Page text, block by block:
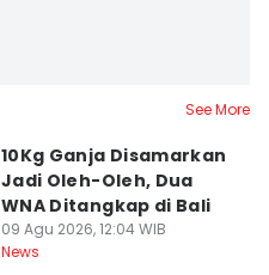
See More
10Kg Ganja Disamarkan
Jadi Oleh-Oleh, Dua
WNA Ditangkap di Bali
09 Agu 2026, 12:04 WIB
News